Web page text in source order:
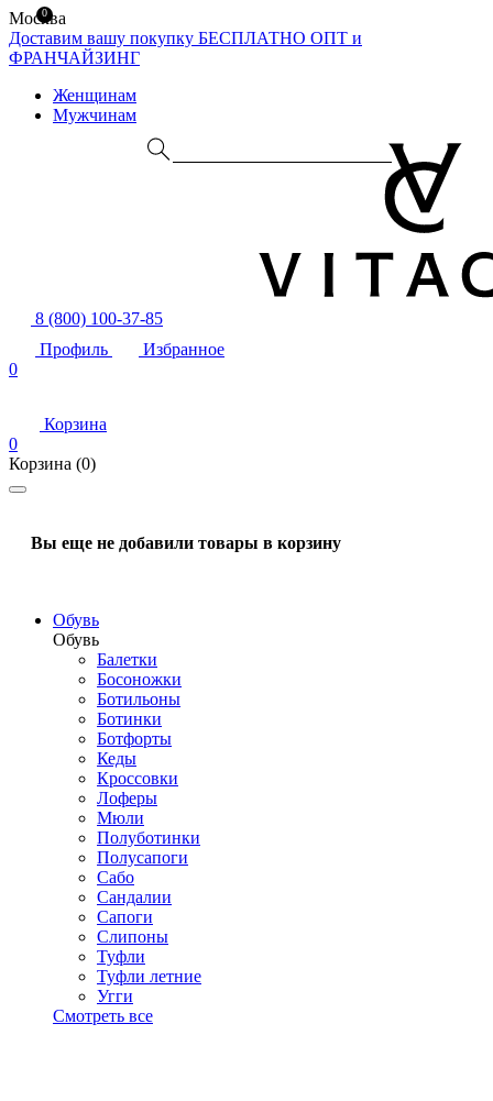
Москва
Доставим вашу покупку БЕСПЛАТНО ОПТ и
ФРАНЧАЙЗИНГ
Женщинам
Мужчинам
8 (800) 100-37-85
Профиль
Избранное
0
Корзина
0
Корзина (0)
Вы еще не добавили товары в корзину
Обувь
Обувь
Балетки
Босоножки
Ботильоны
Ботинки
Ботфорты
Кеды
Кроссовки
Лоферы
Мюли
Полуботинки
Полусапоги
Сабо
Сандалии
Сапоги
Слипоны
Туфли
Туфли летние
Угги
Смотреть все
0